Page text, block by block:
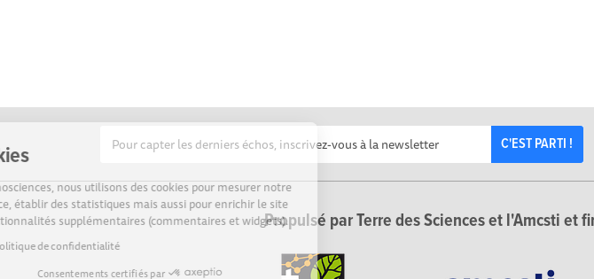
Sur Echosciences, nous utilisons des cookies pour mesurer notre
audience, établir des statistiques mais aussi pour enrichir le site
de fonctionnalités supplémentaires (commentaires et widgets).
Lire la politique de confidentialité
Consentements certifiés par
C'EST PARTI !
Propulsé par Terre des Sciences et l'Amcsti et